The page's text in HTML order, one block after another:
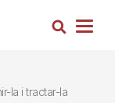
Cerca
la i tractar-la